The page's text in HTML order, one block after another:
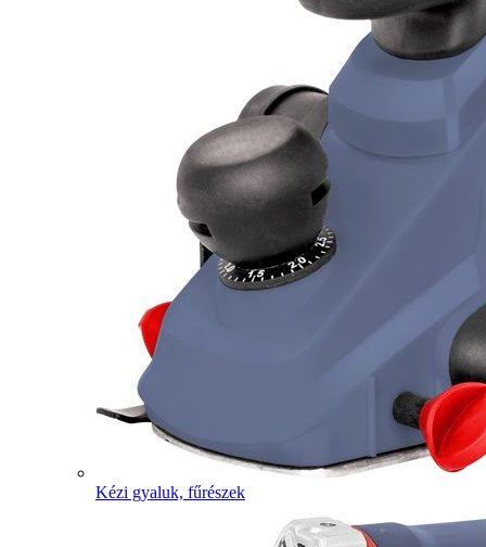
Kézi gyaluk, fűrészek